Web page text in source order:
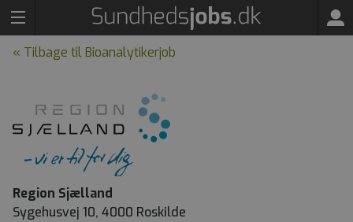
« Tilbage til Bioanalytikerjob
Region Sjælland
Sygehusvej 10, 4000 Roskilde